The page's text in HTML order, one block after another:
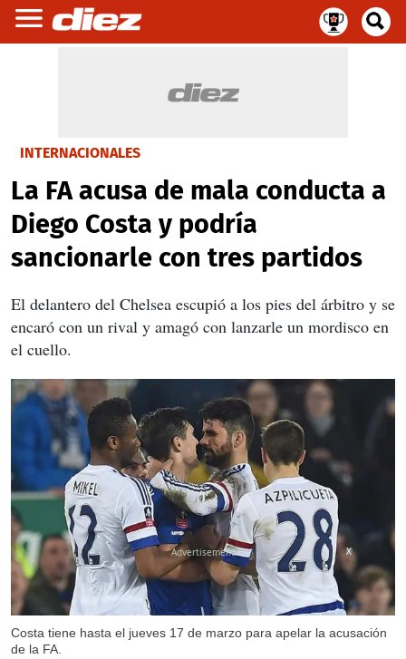
INTERNACIONALES
La FA acusa de mala conducta a
Diego Costa y podría
sancionarle con tres partidos
El delantero del Chelsea escupió a los pies del árbitro y se
encaró con un rival y amagó con lanzarle un mordisco en
el cuello.
Costa tiene hasta el jueves 17 de marzo para apelar la acusación
de la FA.
X